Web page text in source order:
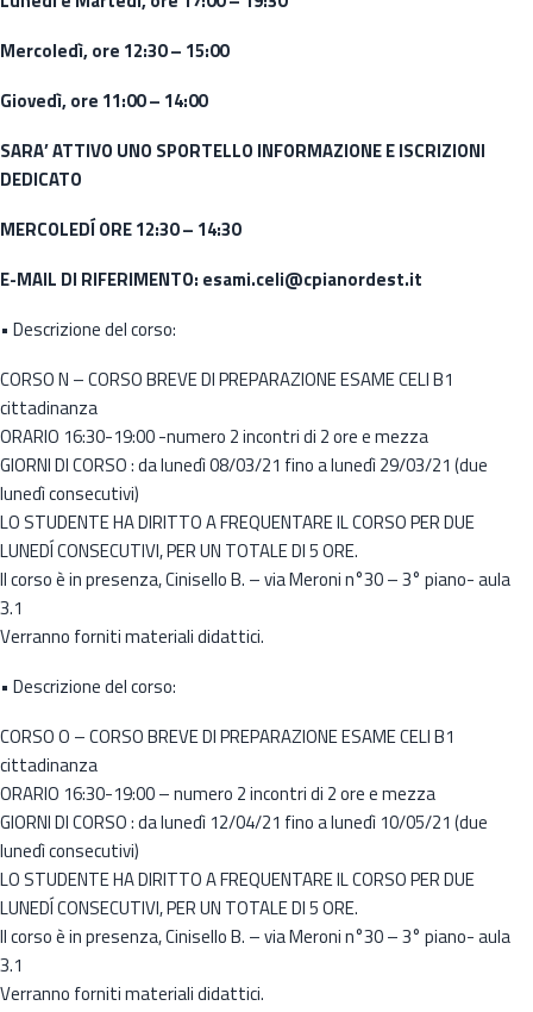
Mercoledì, ore 12:30 – 15:00
Giovedì, ore 11:00 – 14:00
SARA’ ATTIVO UNO SPORTELLO INFORMAZIONE E ISCRIZIONI
DEDICATO
MERCOLEDÍ ORE 12:30 – 14:30
E-MAIL DI RIFERIMENTO: esami.celi@cpianordest.it
• Descrizione del corso:
CORSO N – CORSO BREVE DI PREPARAZIONE ESAME CELI B1
cittadinanza
ORARIO 16:30-19:00 -numero 2 incontri di 2 ore e mezza
GIORNI DI CORSO : da lunedì 08/03/21 fino a lunedì 29/03/21 (due
lunedì consecutivi)
LO STUDENTE HA DIRITTO A FREQUENTARE IL CORSO PER DUE
LUNEDÍ CONSECUTIVI, PER UN TOTALE DI 5 ORE.
Il corso è in presenza, Cinisello B. – via Meroni n°30 – 3° piano- aula
3.1
Verranno forniti materiali didattici.
• Descrizione del corso:
CORSO O – CORSO BREVE DI PREPARAZIONE ESAME CELI B1
cittadinanza
ORARIO 16:30-19:00 – numero 2 incontri di 2 ore e mezza
GIORNI DI CORSO : da lunedì 12/04/21 fino a lunedì 10/05/21 (due
lunedì consecutivi)
LO STUDENTE HA DIRITTO A FREQUENTARE IL CORSO PER DUE
LUNEDÍ CONSECUTIVI, PER UN TOTALE DI 5 ORE.
Il corso è in presenza, Cinisello B. – via Meroni n°30 – 3° piano- aula
3.1
Verranno forniti materiali didattici.